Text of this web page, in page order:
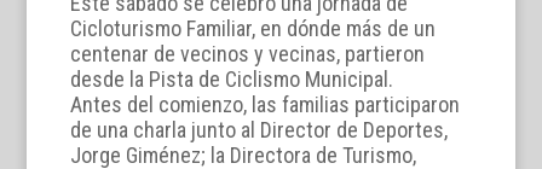
Cicloturismo Familiar, en dónde más de un
centenar de vecinos y vecinas, partieron
desde la Pista de Ciclismo Municipal.
Antes del comienzo, las familias participaron
de una charla junto al Director de Deportes,
Jorge Giménez; la Directora de Turismo,